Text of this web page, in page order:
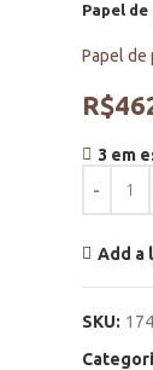
Papel
Papel de
R$
3 em
Add a
SKU: